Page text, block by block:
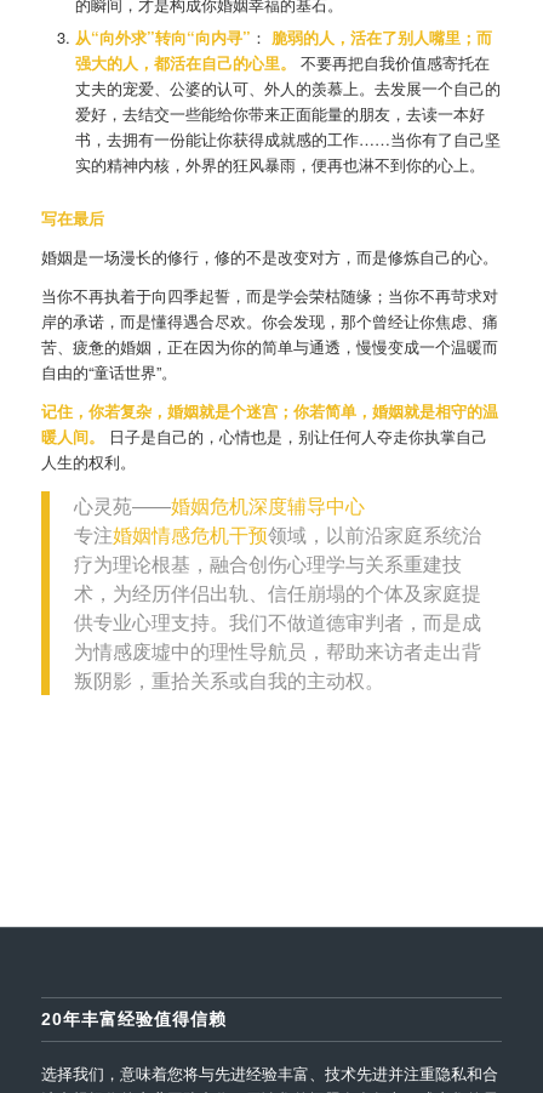
从“向外求”转向“向内寻” ： 脆弱的人，活在了别人嘴里；而
强大的人，都活在自己的心里。
不要再把自我价值感寄托在
丈夫的宠爱、公婆的认可、外人的羡慕上。去发展一个自己的
爱好，去结交一些能给你带来正面能量的朋友，去读一本好
书，去拥有一份能让你获得成就感的工作……当你有了自己坚
实的精神内核，外界的狂风暴雨，便再也淋不到你的心上。
写在最后
婚姻是一场漫长的修行，修的不是改变对方，而是修炼自己的心。
当你不再执着于向四季起誓，而是学会荣枯随缘；当你不再苛求对
岸的承诺，而是懂得遇合尽欢。你会发现，那个曾经让你焦虑、痛
苦、疲惫的婚姻，正在因为你的简单与通透，慢慢变成一个温暖而
自由的“童话世界”。
记住，你若复杂，婚姻就是个迷宫；你若简单，婚姻就是相守的温
暖人间。
日子是自己的，心情也是，别让任何人夺走你执掌自己
人生的权利。
心灵苑——婚姻危机深度辅导中心
专注婚姻情感危机干预领域，以前沿家庭系统治
疗为理论根基，融合创伤心理学与关系重建技
术，为经历伴侣出轨、信任崩塌的个体及家庭提
供专业心理支持。我们不做道德审判者，而是成
为情感废墟中的理性导航员，帮助来访者走出背
叛阴影，重拾关系或自我的主动权。
20年丰富经验值得信赖
选择我们，意味着您将与先进经验丰富、技术先进并注重隐私和合